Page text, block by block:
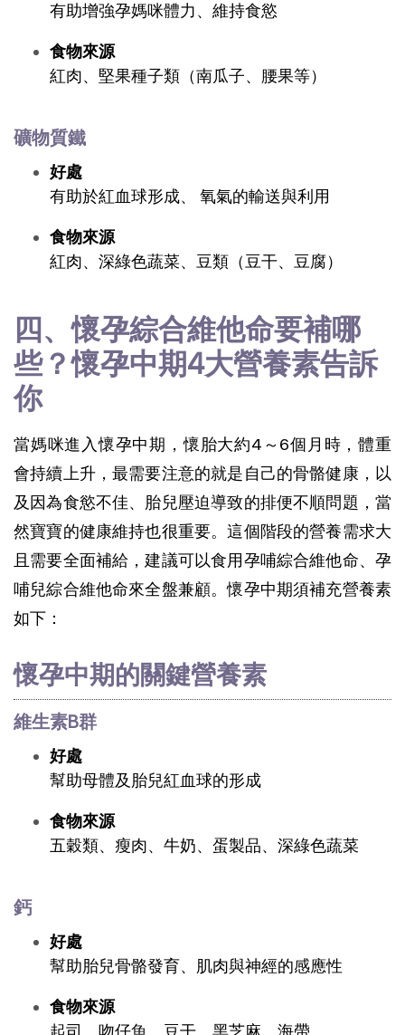
有助增強孕媽咪體力、維持食慾
食物來源
紅肉、堅果種子類（南瓜子、腰果等）
礦物質鐵
好處
有助於紅血球形成、 氧氣的輸送與利用
食物來源
紅肉、深綠色蔬菜、豆類（豆干、豆腐）
四、懷孕綜合維他命要補哪
些？懷孕中期4大營養素告訴
你
當媽咪進入懷孕中期，懷胎大約4～6個月時，體重
會持續上升，最需要注意的就是自己的骨骼健康，以
及因為食慾不佳、胎兒壓迫導致的排便不順問題，當
然寶寶的健康維持也很重要。這個階段的營養需求大
且需要全面補給，建議可以食用孕哺綜合維他命、孕
哺兒綜合維他命來全盤兼顧。懷孕中期須補充營養素
如下：
懷孕中期的關鍵營養素
維生素B群
好處
幫助母體及胎兒紅血球的形成
食物來源
五穀類、瘦肉、牛奶、蛋製品、深綠色蔬菜
鈣
好處
幫助胎兒骨骼發育、肌肉與神經的感應性
食物來源
起司、吻仔魚、豆干、黑芝麻、海帶